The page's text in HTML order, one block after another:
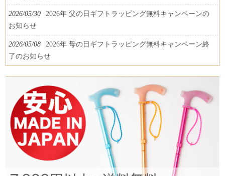
2026/05/30
2026年 父の日ギフトラッピング無料キャンペーンの
お知らせ
2026/05/08
2026年 母の日ギフトラッピング無料キャンペーン終
了のお知らせ